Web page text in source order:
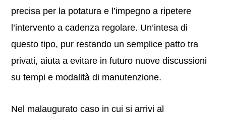
precisa per la potatura e l’impegno a ripetere
l’intervento a cadenza regolare. Un’intesa di
questo tipo, pur restando un semplice patto tra
privati, aiuta a evitare in futuro nuove discussioni
su tempi e modalità di manutenzione.
Nel malaugurato caso in cui si arrivi al